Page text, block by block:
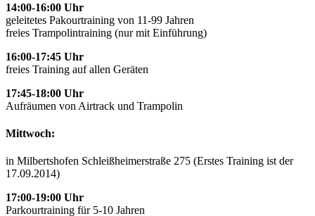
14:00-16:00 Uhr
geleitetes Pakourtraining von 11-99 Jahren
freies Trampolintraining (nur mit Einführung)
16:00-17:45 Uhr
freies Training auf allen Geräten
17:45-18:00 Uhr
Aufräumen von Airtrack und Trampolin
Mittwoch:
in Milbertshofen Schleißheimerstraße 275 (Erstes Training ist der
17.09.2014)
17:00-19:00 Uhr
Parkourtraining für 5-10 Jahren